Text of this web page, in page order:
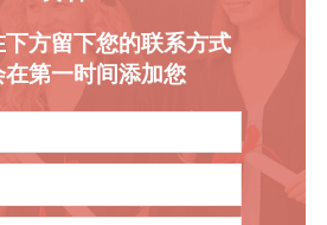
方留下您的联系方式
在第一时间添加您